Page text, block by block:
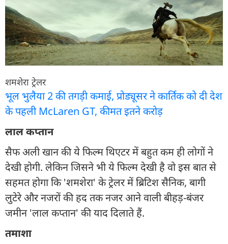
शमशेरा ट्रेलर
भूल भुलैया 2 की तगड़ी कमाई, प्रोड्यूसर ने कार्तिक को दी देश
के पहली McLaren GT, कीमत इतने करोड़
लाल कप्तान
सैफ अली खान की ये फिल्म थिएटर में बहुत कम ही लोगों ने
देखी होगी. लेकिन जिसने भी ये फिल्म देखी है वो इस बात से
सहमत होगा कि 'शमशेरा' के ट्रेलर में ब्रिटिश सैनिक, बागी
लुटेरे और नजरों की हद तक नजर आने वाली बीहड़-बंजर
जमीन 'लाल कप्तान' की याद दिलाते हैं.
तमाशा